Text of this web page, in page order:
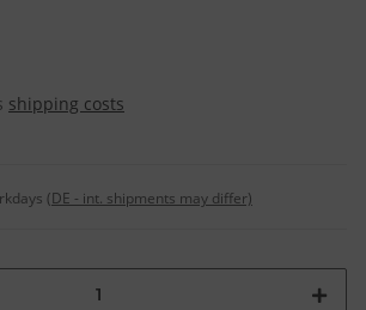
shipping costs
(DE - int. shipments may differ)